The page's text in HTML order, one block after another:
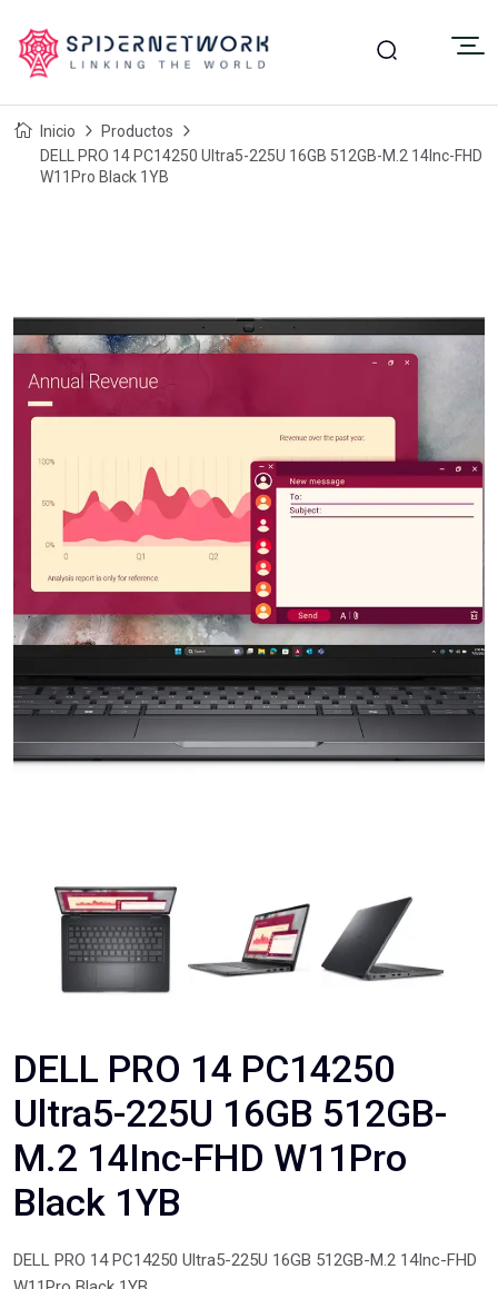
Inicio
Productos
DELL PRO 14 PC14250 Ultra5-225U 16GB 512GB-M.2 14Inc-FHD
W11Pro Black 1YB
DELL PRO 14 PC14250
Ultra5-225U 16GB 512GB-
M.2 14Inc-FHD W11Pro
Black 1YB
DELL PRO 14 PC14250 Ultra5-225U 16GB 512GB-M.2 14Inc-FHD